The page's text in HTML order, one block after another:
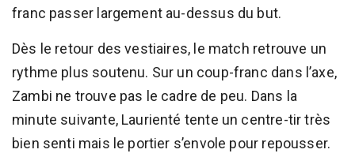
franc passer largement au-dessus du but.
Dès le retour des vestiaires, le match retrouve un
rythme plus soutenu. Sur un coup-franc dans l’axe,
Zambi ne trouve pas le cadre de peu. Dans la
minute suivante, Laurienté tente un centre-tir très
bien senti mais le portier s’envole pour repousser.